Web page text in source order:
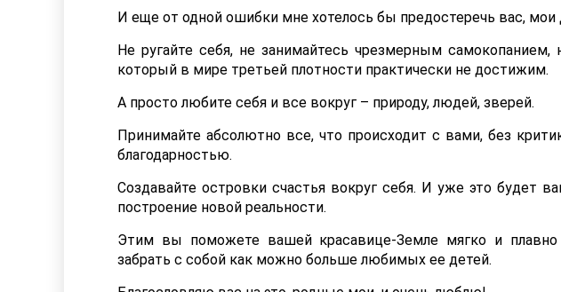
И еще от одной ошибки мне хотелось бы предостеречь вас, мои
Не ругайте себя, не занимайтесь чрезмерным самокопанием,
который в мире третьей плотности практически не достижим.
А просто любите себя и все вокруг – природу, людей, зверей.
Принимайте абсолютно все, что происходит с вами, без
благодарностью.
Создавайте островки счастья вокруг себя. И уже это
построение новой реальности.
Этим вы поможете вашей красавице-Земле мягко и
забрать с собой как можно больше любимых ее детей.